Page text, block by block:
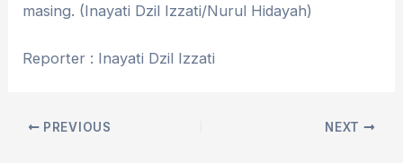
masing. (Inayati Dzil Izzati/Nurul Hidayah)
Reporter : Inayati Dzil Izzati
PREVIOUS NEXT